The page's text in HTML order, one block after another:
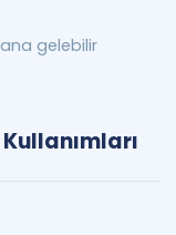
gelebilir